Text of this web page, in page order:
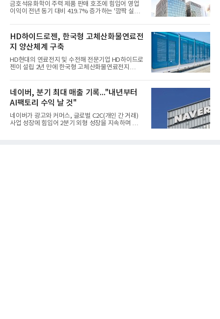
금호석유화학이 주력 제품 판매 호조에 힘입어 영업
이익이 전년 동기 대비 419.7% 증가하는 '깜짝 실
업이익이 3390억원으로 지난해 동기보다 419.7% 증
가한 것으로 잠정 집계됐다고 7일 공시했다.매출은 2
조2682억원으로 지난해 동기 대비 27.9% 증가했다.
순이익은 3004억원으로 420.4% 늘었다.이번 호실적
은 주력 제품인 NB라텍스와 합성수지 판매 호조가 견
인한 것으로 풀이된다. 미국의 중국산 의료용 고무장
갑 관세 인상 이후 동남아 장갑업체의 가동률이 높아
성이 개선됐다.금호석유
HD하이드로젠, 한국형 고체산화물연료전
지 양산체계 구축
HD현대의 연료전지 및 수전해 전문기업 HD하이드로
젠이 설립 2년 만에 한국형 고체산화물연료전지
본격적인 시장 공략에 나선다.HD하이드로젠은 최근
한국전기안전공사(KESCO)로부터 SOFC 발전설비
‘HD250’과 ‘HD300’, 제조시설에 대한 사용전검사를
완료하고 제품 양산체계 구축했다고 밝혔다.HD250
과 HD300은 각각 249kW급과 285kW급의 중소형 발
전용 SOFC 제품이다. 이번 검사를 통해 HD하이드로
젠은 제품과 제조시설의 전기설비 안전성과 적합성을
네이버, 분기 최대 매출 기록..."내년부터
AI팩토리 수익 날 것"
네이버가 광고와 커머스, 글로벌 C2C(개인 간 거래)
사업 성장에 힘입어 2분기 외형 성장을 지속하며 역대